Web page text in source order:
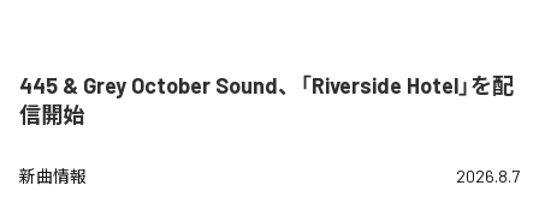
445 & Grey October Sound、「Riverside Hotel」を配
信開始
新曲情報 2026.8.7